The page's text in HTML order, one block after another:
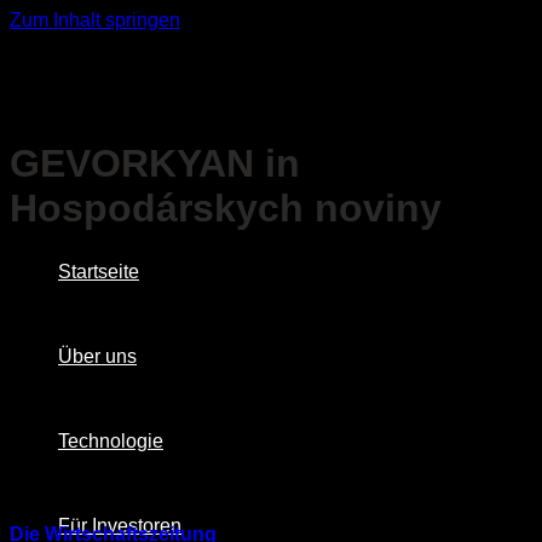
Zum Inhalt springen
Startseite
Über uns
Technologie
Für Investoren
GEVORKYAN in
Hospodárskych noviny
Die Wirtschaftszeitung